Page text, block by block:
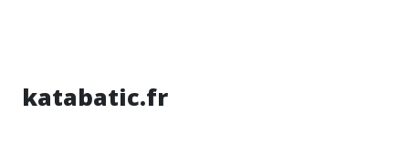
katabatic.fr